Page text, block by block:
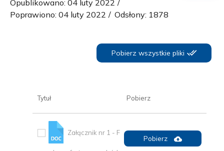
Opublikowano: 04 luty 2022
Poprawiono: 04 luty 2022
Odsłony: 1878
Pobierz wszystkie pliki
Tytuł Pobierz
Załącznik nr 1 - F
Pobierz